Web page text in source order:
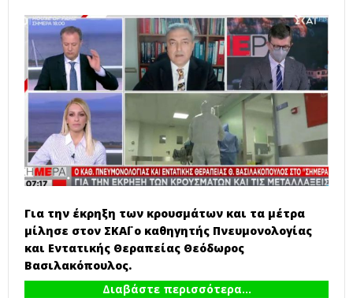
Για την έκρηξη των κρουσμάτων και τα μέτρα
μίλησε στον ΣΚΑΪ ο καθηγητής Πνευμονολογίας
και Εντατικής Θεραπείας Θεόδωρος
Βασιλακόπουλος.
Διαβάστε περισσότερα...